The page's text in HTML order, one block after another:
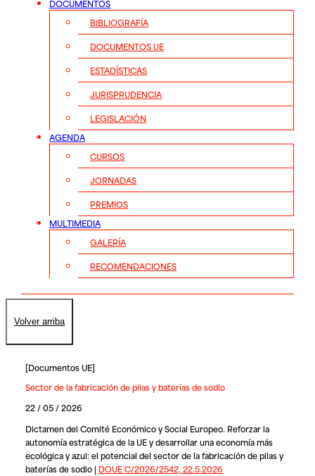
DOCUMENTOS
BIBLIOGRAFÍA
DOCUMENTOS UE
ESTADÍSTICAS
JURISPRUDENCIA
LEGISLACIÓN
AGENDA
CURSOS
JORNADAS
PREMIOS
MULTIMEDIA
GALERÍA
RECOMENDACIONES
Volver arriba
[Documentos UE]
Sector de la fabricación de pilas y baterías de sodio
22 / 05 / 2026
Dictamen del Comité Económico y Social Europeo. Reforzar la
autonomía estratégica de la UE y desarrollar una economía más
ecológica y azul: el potencial del sector de la fabricación de pilas y
baterías de sodio | DOUE C/2026/2542, 22.5.2026